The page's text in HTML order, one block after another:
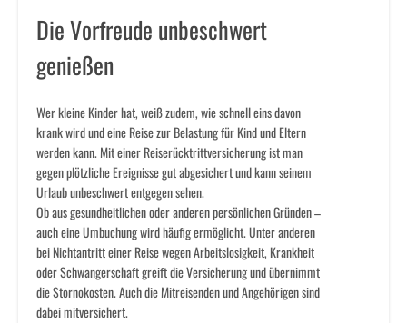
Die Vorfreude unbeschwert
genießen
Wer kleine Kinder hat, weiß zudem, wie schnell eins davon
krank wird und eine Reise zur Belastung für Kind und Eltern
werden kann. Mit einer Reiserücktrittversicherung ist man
gegen plötzliche Ereignisse gut abgesichert und kann seinem
Urlaub unbeschwert entgegen sehen.
Ob aus gesundheitlichen oder anderen persönlichen Gründen –
auch eine Umbuchung wird häufig ermöglicht. Unter anderen
bei Nichtantritt einer Reise wegen Arbeitslosigkeit, Krankheit
oder Schwangerschaft greift die Versicherung und übernimmt
die Stornokosten. Auch die Mitreisenden und Angehörigen sind
dabei mitversichert.